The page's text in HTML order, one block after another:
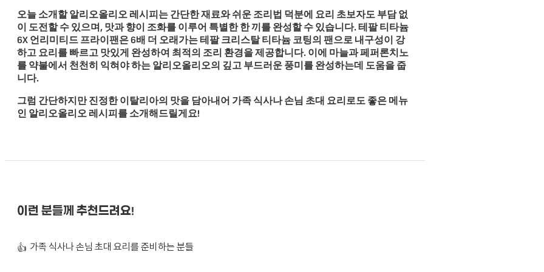
오늘 소개할 알리오올리오 레시피는 간단한 재료와 쉬운 조리법 덕분에 요리 초보자도 부담 없
이 도전할 수 있으며, 맛과 향이 조화를 이루어 특별한 한 끼를 완성할 수 있습니다. 테팔 티타늄
6X 언리미티드 프라이팬은 6배 더 오래가는 테팔 크리스탈 티타늄 코팅의 팬으로 내구성이 강
하고 요리를 빠르고 맛있게 완성하여 최적의 조리 환경을 제공합니다. 이에 마늘과 페퍼론치노
를 약불에서 천천히 익혀야 하는 알리오올리오의 깊고 부드러운 풍미를 완성하는데 도움을 줍
니다.
그럼 간단하지만 진정한 이탈리아의 맛을 담아내어 가족 식사나 손님 초대 요리로도 좋은 메뉴
인 알리오올리오 레시피를 소개해드릴게요!
이런 분들께 추천드려요!
👍 가족 식사나 손님 초대 요리를 준비하는 분들